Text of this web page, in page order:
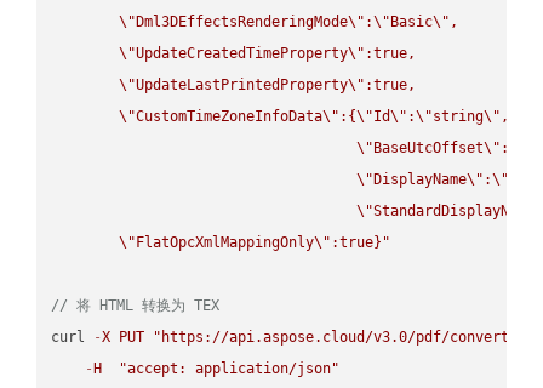
\" Dml3DEffectsRenderingMode\" :\" Basic\" ,
\"UpdateCreatedTimeProperty\" :true,
\"UpdateLastPrintedProperty\" :true,
\"CustomTimeZoneInfoData\" :{\"Id\" :\"string\" ,
\" BaseUtcOffset\" :
\" DisplayName\" :\"
\"StandardDisplayName
\" FlatOpcXmlMappingOnly\" :true}"
// 将 HTML 转换为 TEX
curl
-X PUT
"https://api.aspose.cloud/v3.0/pdf/convert/
- H
"accept: application/json"